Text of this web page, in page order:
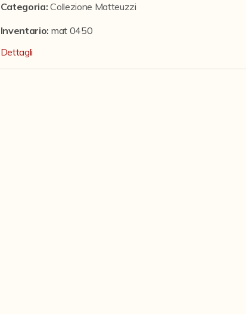
Categoria:Collezione Matteuzzi
Inventario: mat 0450
Dettagli